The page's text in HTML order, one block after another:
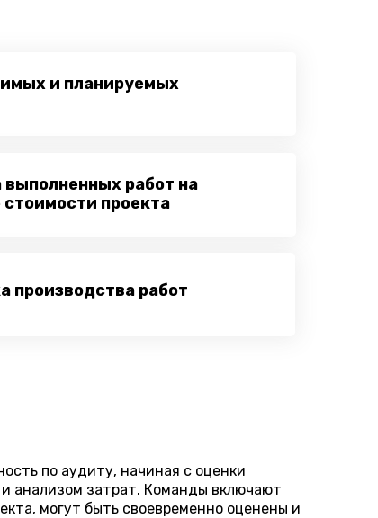
и планируемых
работ на
стоимости проекта
по аудиту, начиная с оценки
анализом затрат. Команды включают
могут быть своевременно оценены и
производства работ